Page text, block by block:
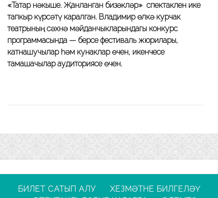
«Татар нәкыше. Җанланган бизәкләр» спектаклен ике
тапкыр күрсәтү каралган. Владимир өлкә курчак
театрының сәхнә мәйданчыкларындагы конкурс
программасында — берсе фестиваль жюрилары,
катнашучылар һәм кунаклар өчен, икенчесе
тамашачылар аудиториясе өчен.
БИЛЕТ САТЫП АЛУ
ХЕЗМӘТНЕ БИЛГЕЛӘҮ